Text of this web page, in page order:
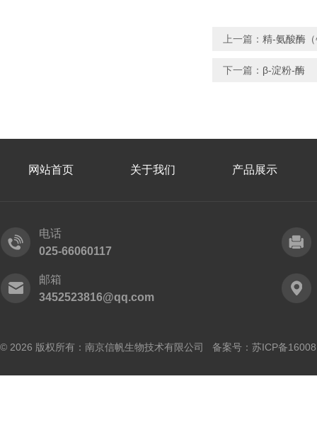
上一篇： 精-氨酸酶
下一篇： β-淀粉-酶
网站首页 关于我们 产品展示
电话
025-66060117
邮箱
3452523816@qq.com
© 2026 版权所有：南京信帆生物技术有限公司 备案号： 苏ICP备